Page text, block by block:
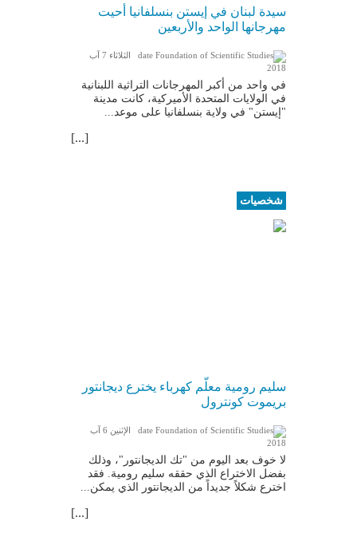
سيدة لبنان في إيستن بنسلفانيا أحيت
مهرجانها الواحد والأربعين
الثلاثاء 7 آب
2018
في واحد من أكبر المهرجانات التراثية اللبنانية
في الولايات المتحدة الأميركية، كانت مدينة
"إيستن" في ولاية بنسلفانيا على موعد...
[...]
شخصيات
سليم رومية معلّم كهرباء يخترع ديجانتور
بريموت كونترول
الإثنين 6 آب
2018
لا خوف بعد اليوم من "تك الديجانتور"، وذلك
بفضل الاختراع الذي حققه سليم رومية. فقد
اخترع شكلاً جديداً من الديجانتور الذي يمكن...
[...]